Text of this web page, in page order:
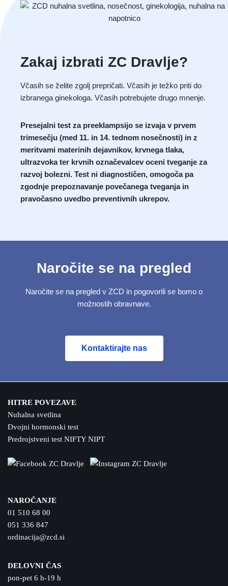
Zakaj izbrati ZC Dravlje?
Včasih se želite zgolj prepričati. Včasih je težko priti do
izbranega ginekologa. Včasih potrebujete drugo mnenje.
Presejalni test za preeklampsijo se izvaja v prvem
trimesečju (med 11. in 14. tednom nosečnosti) in z
meritvami materinih dejavnikov, krvnega tlaka,
ultrazvoka ter krvnih označevalcev oceni tveganje za
razvoj bolezni. Test ni diagnostičen, omogoča pa
zgodnje prepoznavanje povečanega tveganja in
pravočasno uvedbo preventivnih ukrepov.
Naročite se na pregled
Naročite se na pregled v ZCD in pogovorili se bomo o
možnostih obravnave.
Kontaktirajte nas
HITRE POVEZAVE
Nuhalna svetlina
Dvojni hormonski test
Predrojstveni test NIFTY NIPT
NAROČANJE
01 510 68 00
051 336 847
ordinacija@zcd.si
DELOVNI ČAS
pon-pet 6 h-19 h